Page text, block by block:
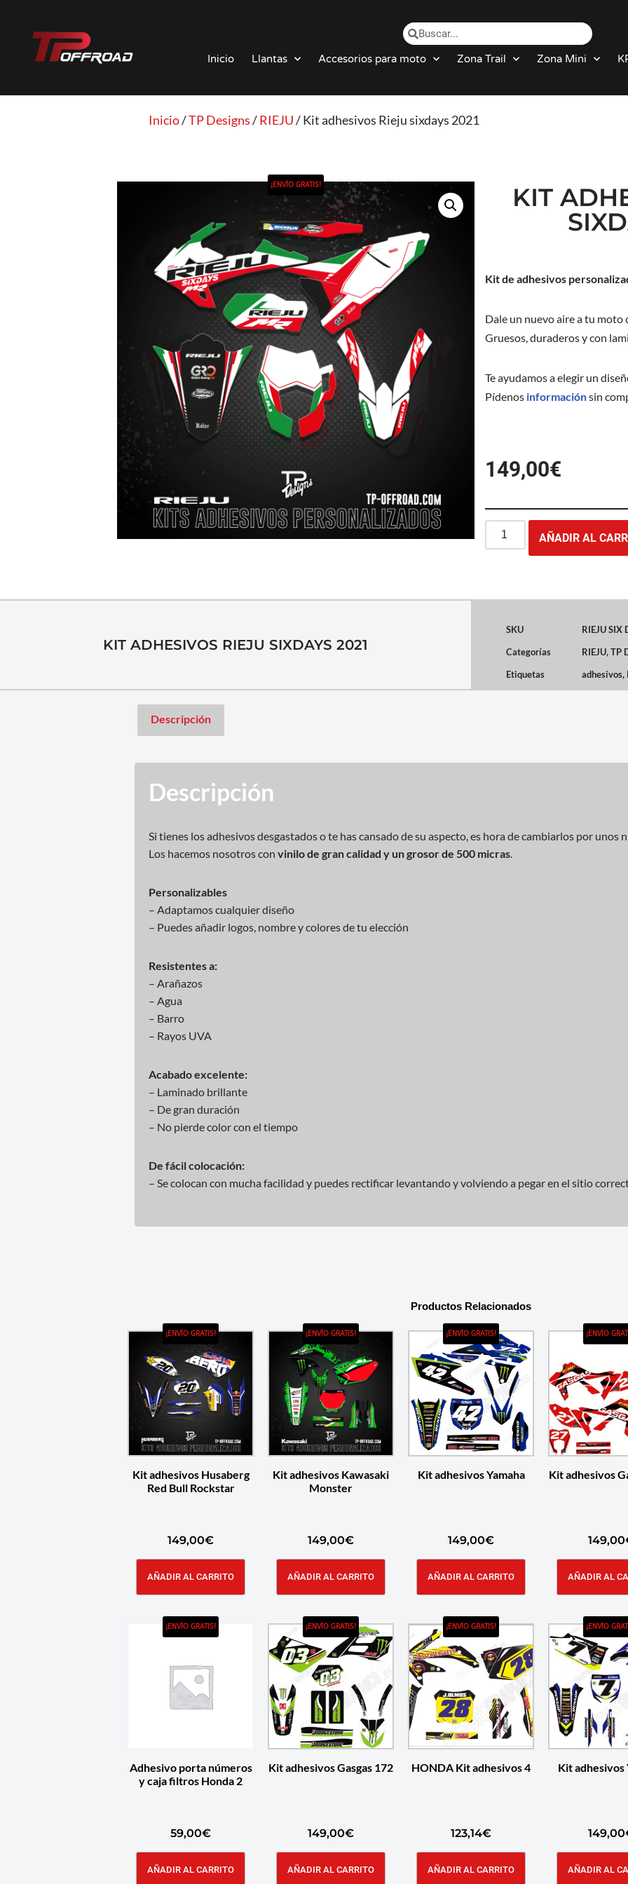
Saltar
Inicio Llantas Accesorios para moto Zona Trail Zona Mini
Inicio/TP Designs/RIEJU/ Kit adhesivos Rieju sixdays 2021
¡ENVÍO GRATIS!
KIT
Kit de adhesivos
Dale un nuevo aire a tu moto
Gruesos, duraderos y con
Te ayudamos a elegir un
Pídenos informaciónsin
149,00€
AÑADIR AL
KIT ADHESIVOS RIEJU SIXDAYS 2021
SKU
RIEJU SIX
Categorías
RIEJU,TP
Etiquetas
adhesivos,
Descripción
Descripción
Si tienes los adhesivos desgastados o te has cansado de su aspecto, es hora de cambiarlos por unos
Los hacemos nosotros con vinilo de gran calidad y un grosor de 500 micras
Personalizables
– Adaptamos cualquier diseño
– Puedes añadir logos, nombre y colores de tu elección
Resistentes a:
– Arañazos
– Agua
– Barro
– Rayos UVA
Acabado excelente:
– Laminado brillante
– De gran duración
– No pierde color con el tiempo
De fácil colocación:
– Se colocan con mucha facilidad y puedes rectificar levantando y volviendo a pegar en el sitio
Productos Relacionados
¡ENVÍO GRATIS!
Kit adhesivos Husaberg
Red Bull Rockstar
149,00€
AÑADIR AL CARRITO
¡ENVÍO GRATIS!
Kit adhesivos Kawasaki
Monster
149,00€
AÑADIR AL CARRITO
¡ENVÍO GRATIS!
Kit adhesivos Yamaha
149,00€
AÑADIR AL CARRITO
¡ENVÍO
Kit adhesivos
149,00
AÑADIR AL
¡ENVÍO GRATIS!
Adhesivo porta números
y caja filtros Honda 2
59,00€
AÑADIR AL CARRITO
¡ENVÍO GRATIS!
Kit adhesivos Gasgas 172
149,00€
AÑADIR AL CARRITO
¡ENVÍO GRATIS!
HONDA Kit adhesivos 4
123,14€
AÑADIR AL CARRITO
¡ENVÍO
Kit adhesivos
149,00
AÑADIR AL